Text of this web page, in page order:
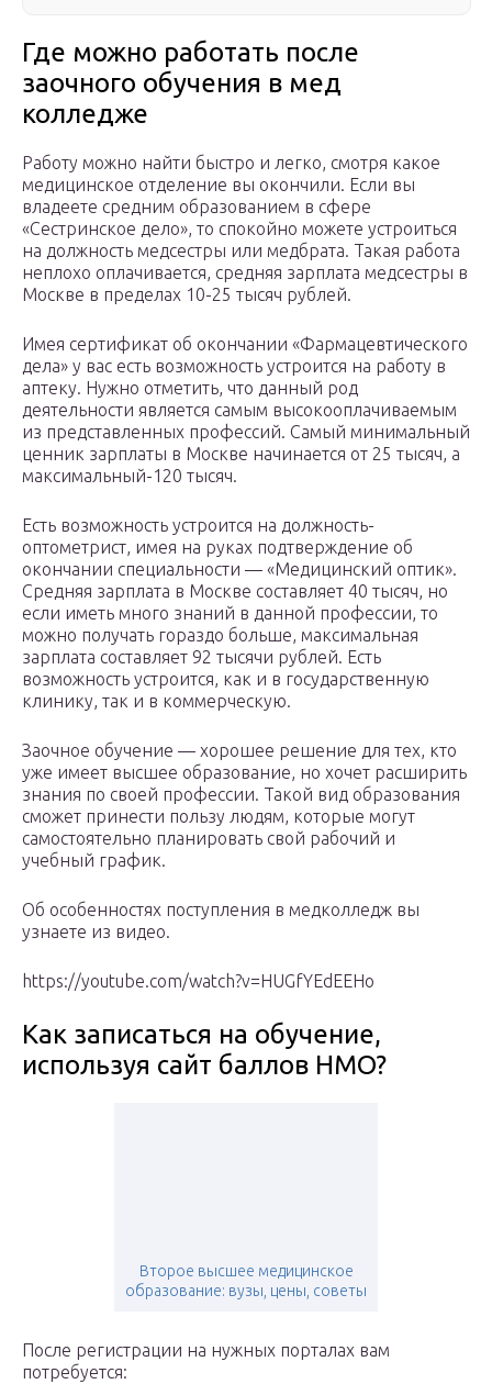
Где можно работать после
заочного обучения в мед
колледже
Работу можно найти быстро и легко, смотря какое
медицинское отделение вы окончили. Если вы
владеете средним образованием в сфере
«Сестринское дело», то спокойно можете устроиться
на должность медсестры или медбрата. Такая работа
неплохо оплачивается, средняя зарплата медсестры в
Москве в пределах 10-25 тысяч рублей.
Имея сертификат об окончании «Фармацевтического
дела» у вас есть возможность устроится на работу в
аптеку. Нужно отметить, что данный род
деятельности является самым высокооплачиваемым
из представленных профессий. Самый минимальный
ценник зарплаты в Москве начинается от 25 тысяч, а
максимальный-120 тысяч.
Есть возможность устроится на должность-
оптометрист, имея на руках подтверждение об
окончании специальности — «Медицинский оптик».
Средняя зарплата в Москве составляет 40 тысяч, но
если иметь много знаний в данной профессии, то
можно получать гораздо больше, максимальная
зарплата составляет 92 тысячи рублей. Есть
возможность устроится, как и в государственную
клинику, так и в коммерческую.
Заочное обучение — хорошее решение для тех, кто
уже имеет высшее образование, но хочет расширить
знания по своей профессии. Такой вид образования
сможет принести пользу людям, которые могут
самостоятельно планировать свой рабочий и
учебный график.
Об особенностях поступления в медколледж вы
узнаете из видео.
https://youtube.com/watch?v=HUGfYEdEEHo
Как записаться на обучение,
используя сайт баллов НМО?
Второе высшее медицинское
образование: вузы, цены, советы
После регистрации на нужных порталах вам
потребуется: